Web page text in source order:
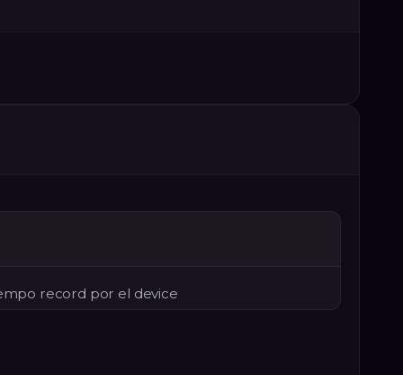
record por el device